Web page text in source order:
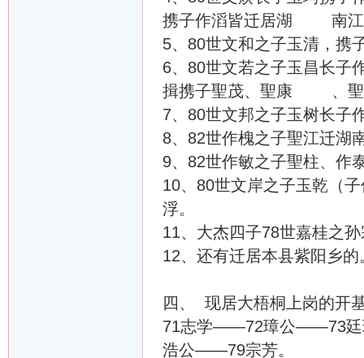
携子作滔皆迁居湖 南
5、80世文和之子玉清，携
6、80世文若之子玉昌长子
揖携子聖茂、聖康 、聖
7、80世文邦之子玉树长子
8、82世作槐之子聖江迁湖
9、82世作敏之子聖柱、作
10、80世文岸之子玉乾（
浮。
11、大杰四子78世嘉桂之
12、还有迁居本县紫阳乡的
四、 现居大梧桐上岗的
71志学——72璋公——73
浩公——79宗芳。